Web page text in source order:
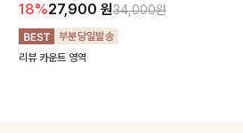
18%27,900 원34,000원
리뷰 카운트 영역